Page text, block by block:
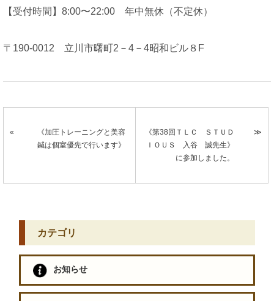
【受付時間】8:00〜22:00 年中無休（不定休）
〒190-0012 立川市曙町2－4－4昭和ビル８F
《加圧トレーニングと美容
鍼は個室優先で行います》
《第38回ＴＬＣ ＳＴＵＤ
ＩＯＵＳ 入谷 誠先生》
に参加しました。
カテゴリ
お知らせ